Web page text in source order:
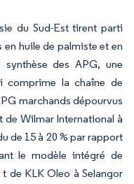
du Sud-Est tirent parti
huile de palmiste et en
des APG, une
comprime la chaîne de
marchands dépourvus
de Wilmar International à
de 15 à 20 % par rapport
le modèle intégré de
de KLK Oleo à Selangor